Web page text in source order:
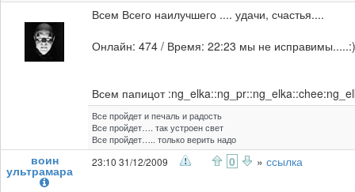
Всем Всего наилучшего .... удачи, счастья....
Онлайн: 474 / Время: 22:23 мы не исправимы.....:)
Всем папицот
Все пройдет и печаль и радость
Все пройдет…. так устроен свет
Все пройдет….. только верить надо
воин
ультрамара
23:10 31/12/2009 0 » ссылка